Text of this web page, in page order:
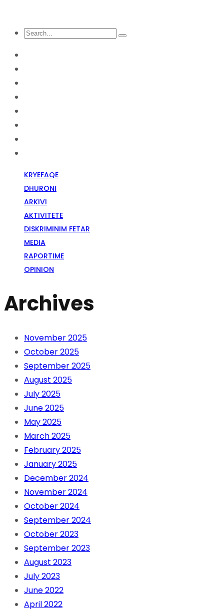
KRYEFAQE
DHURONI
ARKIVI
AKTIVITETE
DISKRIMINIM FETAR
MEDIA
RAPORTIME
OPINION
Archives
November 2025
October 2025
September 2025
August 2025
July 2025
June 2025
May 2025
March 2025
February 2025
January 2025
December 2024
November 2024
October 2024
September 2024
October 2023
September 2023
August 2023
July 2023
June 2022
April 2022